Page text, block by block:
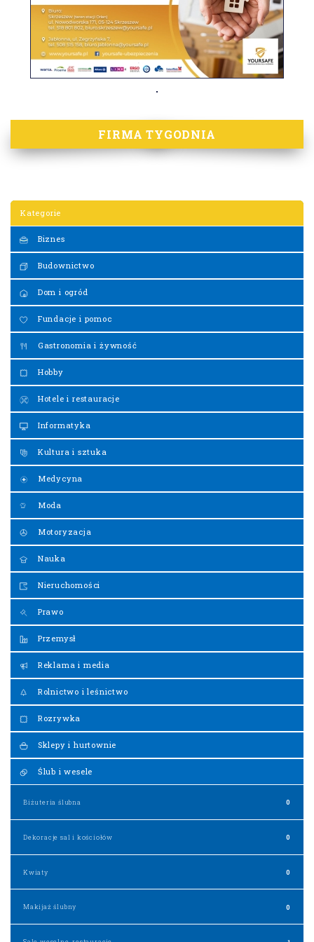
FIRMA TYGODNIA
Kategorie
Biznes
Budownictwo
Dom i ogród
Fundacje i pomoc
Gastronomia i żywność
Hobby
Hotele i restauracje
Informatyka
Kultura i sztuka
Medycyna
Moda
Motoryzacja
Nauka
Nieruchomości
Prawo
Przemysł
Reklama i media
Rolnictwo i leśnictwo
Rozrywka
Sklepy i hurtownie
Ślub i wesele
Biżuteria ślubna 0
Dekoracje sal i kościołów 0
Kwiaty 0
Makijaż ślubny 0